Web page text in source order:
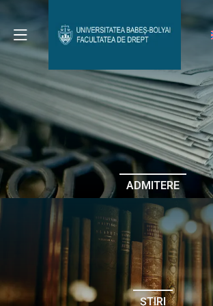
Avizier Studenți
Studii
Admitere
Erasmus & Internațional
Despre Facultate
ADMITERE
ȘTIRI